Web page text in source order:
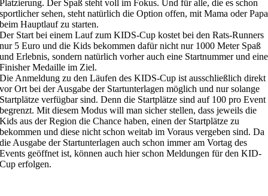
Platzierung. Der Spaß steht voll im Fokus. Und für alle, die es schon
sportlicher sehen, steht natürlich die Option offen, mit Mama oder Papa
beim Hauptlauf zu starten.
Der Start bei einem Lauf zum KIDS-Cup kostet bei den Rats-Runners
nur 5 Euro und die Kids bekommen dafür nicht nur 1000 Meter Spaß
und Erlebnis, sondern natürlich vorher auch eine Startnummer und eine
Finisher Medaille im Ziel.
Die Anmeldung zu den Läufen des KIDS-Cup ist ausschließlich direkt
vor Ort bei der Ausgabe der Startunterlagen möglich und nur solange
Startplätze verfügbar sind. Denn die Startplätze sind auf 100 pro Event
begrenzt. Mit diesem Modus will man sicher stellen, dass jeweils die
Kids aus der Region die Chance haben, einen der Startplätze zu
bekommen und diese nicht schon weitab im Voraus vergeben sind. Da
die Ausgabe der Startunterlagen auch schon immer am Vortag des
Events geöffnet ist, können auch hier schon Meldungen für den KID-
Cup erfolgen.